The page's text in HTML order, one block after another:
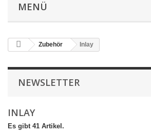
MENÜ
Zubehör Inlay
NEWSLETTER
INLAY
Es gibt 41 Artikel.